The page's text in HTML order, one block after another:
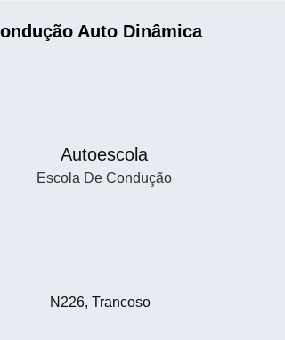
Auto Dinâmica
Autoescola
Escola De Condução
N226, Trancoso